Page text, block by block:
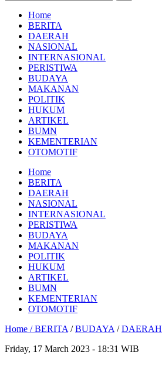
Home
BERITA
DAERAH
NASIONAL
INTERNASIONAL
PERISTIWA
BUDAYA
MAKANAN
POLITIK
HUKUM
ARTIKEL
BUMN
KEMENTERIAN
OTOMOTIF
Home
BERITA
DAERAH
NASIONAL
INTERNASIONAL
PERISTIWA
BUDAYA
MAKANAN
POLITIK
HUKUM
ARTIKEL
BUMN
KEMENTERIAN
OTOMOTIF
Home /BERITA /BUDAYA /DAERAH
Friday, 17 March 2023 - 18:31 WIB